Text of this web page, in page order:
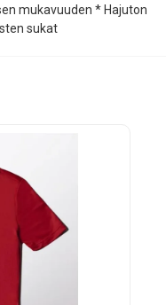
mukavuuden * Hajuton
sukat